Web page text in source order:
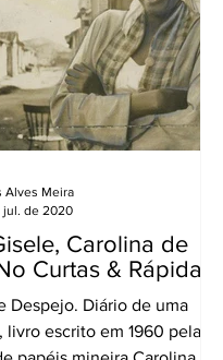
Carolina de
Curtas & Rápidas
Despejo. Diário de uma
livro escrito em 1960 pela
Alves Meira
jul. de 2020